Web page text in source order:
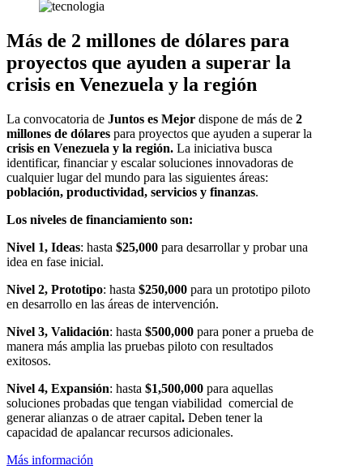
Más de 2 millones de dólares para
proyectos que ayuden a superar la
crisis en Venezuela y la región
La convocatoria de Juntos es Mejor dispone de más de 2
millones de dólares para proyectos que ayuden a superar la
crisis en Venezuela y la región. La iniciativa busca
identificar, financiar y escalar soluciones innovadoras de
cualquier lugar del mundo para las siguientes áreas:
población, productividad, servicios y finanzas.
Los niveles de financiamiento son:
Nivel 1, Ideas: hasta $25,000 para desarrollar y probar una
idea en fase inicial.
Nivel 2, Prototipo: hasta $250,000 para un prototipo piloto
en desarrollo en las áreas de intervención.
Nivel 3, Validación: hasta $500,000 para poner a prueba de
manera más amplia las pruebas piloto con resultados
exitosos.
Nivel 4, Expansión: hasta $1,500,000 para aquellas
soluciones probadas que tengan viabilidad comercial de
generar alianzas o de atraer capital. Deben tener la
capacidad de apalancar recursos adicionales.
Más información